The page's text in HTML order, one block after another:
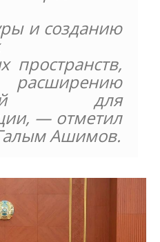
и созданию
пространств,
для
— отметил
Ашимов.